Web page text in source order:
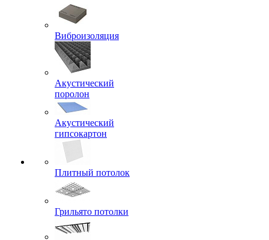
Виброизоляция
Акустический
поролон
Акустический
гипсокартон
Плитный потолок
Грильято потолки